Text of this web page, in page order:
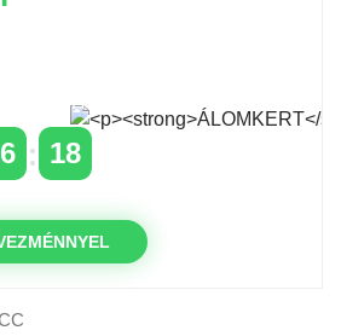
VIP20HU
18